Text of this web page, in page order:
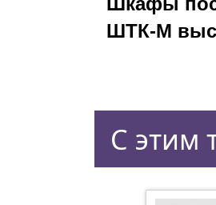
ШТК-М
С этим